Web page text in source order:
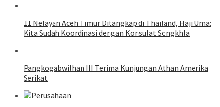
11 Nelayan Aceh Timur Ditangkap di Thailand, Haji Uma:
Kita Sudah Koordinasi dengan Konsulat Songkhla
Pangkogabwilhan III Terima Kunjungan Athan Amerika
Serikat